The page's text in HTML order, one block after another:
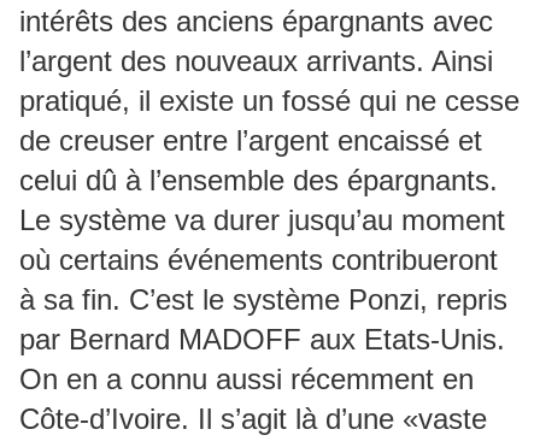
intérêts des anciens épargnants avec
l’argent des nouveaux arrivants. Ainsi
pratiqué, il existe un fossé qui ne cesse
de creuser entre l’argent encaissé et
celui dû à l’ensemble des épargnants.
Le système va durer jusqu’au moment
où certains événements contribueront
à sa fin. C’est le système Ponzi, repris
par Bernard MADOFF aux Etats-Unis.
On en a connu aussi récemment en
Côte-d’Ivoire. Il s’agit là d’une «vaste